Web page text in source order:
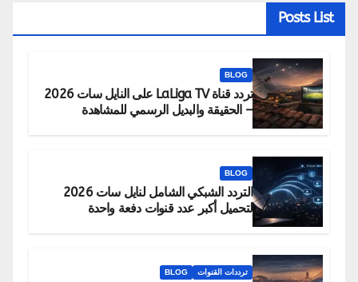
Posts List
BLOG
تردد قناة LaLiga TV على النايل سات 2026
– الحقيقة والبديل الرسمي للمشاهدة
BLOG
التردد الشبكي الشامل لنايل سات 2026
لتحميل أكبر عدد قنوات دفعة واحدة
ترددات القنوات BLOG